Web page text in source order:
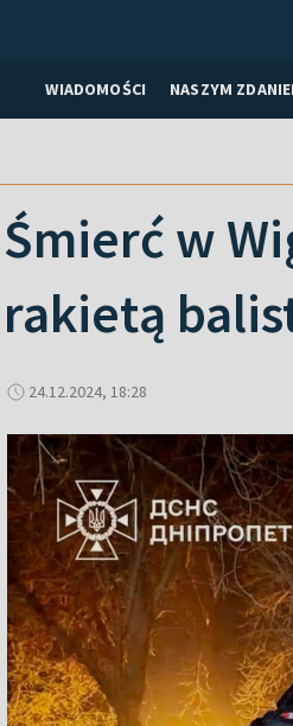
WIADOMOŚCI NASZYM
Śmierć w
rakietą
24.12.2024, 18:28